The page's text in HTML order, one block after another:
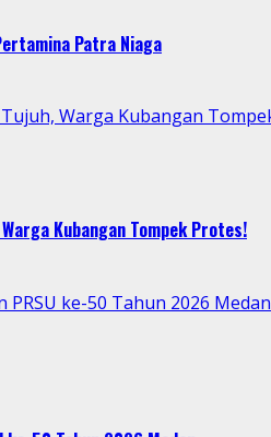
Patra Niaga
Warga Kubangan
Kubangan Tompek Protes!
ke-50 Tahun 2026 Medan